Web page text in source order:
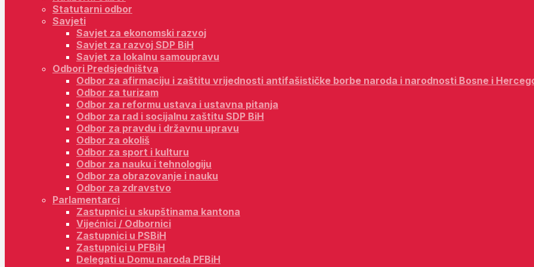
Statutarni odbor
Savjeti
Savjet za ekonomski razvoj
Savjet za razvoj SDP BiH
Savjet za lokalnu samoupravu
Odbori Predsjedništva
Odbor za afirmaciju i zaštitu vrijednosti antifašističke borbe naroda i narodnosti Bosne i
Odbor za turizam
Odbor za reformu ustava i ustavna pitanja
Odbor za rad i socijalnu zaštitu SDP BiH
Odbor za pravdu i državnu upravu
Odbor za okoliš
Odbor za sport i kulturu
Odbor za nauku i tehnologiju
Odbor za obrazovanje i nauku
Odbor za zdravstvo
Parlamentarci
Zastupnici u skupštinama kantona
Vijećnici / Odbornici
Zastupnici u PSBiH
Zastupnici u PFBiH
Delegati u Domu naroda PFBiH